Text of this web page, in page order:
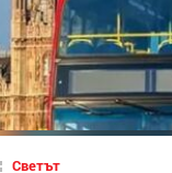
Светът